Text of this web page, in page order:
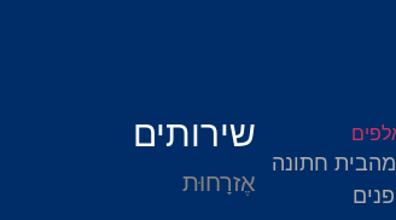
חתונה
שירותים
אֶזרָחוּת